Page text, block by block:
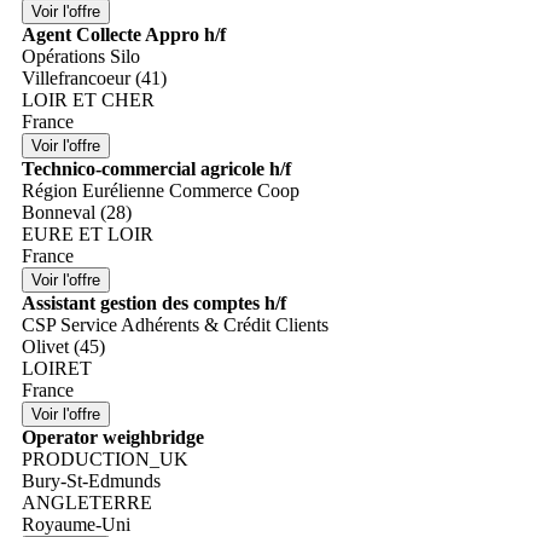
Agent Collecte Appro h/f
Opérations Silo
Villefrancoeur (41)
LOIR ET CHER
France
Technico-commercial agricole h/f
Région Eurélienne Commerce Coop
Bonneval (28)
EURE ET LOIR
France
Assistant gestion des comptes h/f
CSP Service Adhérents & Crédit Clients
Olivet (45)
LOIRET
France
Operator weighbridge
PRODUCTION_UK
Bury-St-Edmunds
ANGLETERRE
Royaume-Uni